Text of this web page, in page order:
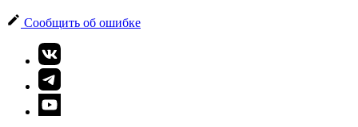
Сообщить об ошибке